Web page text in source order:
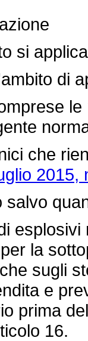
di
le
che
2015,
la
sugli
e
prima
16.